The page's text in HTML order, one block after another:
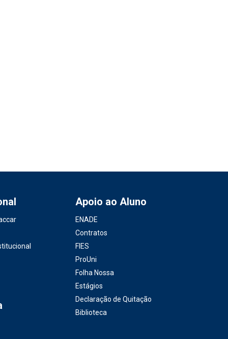
Apoio ao Aluno
ENADE
Contratos
FIES
ProUni
Folha Nossa
Estágios
Declaração de Quitação
Biblioteca